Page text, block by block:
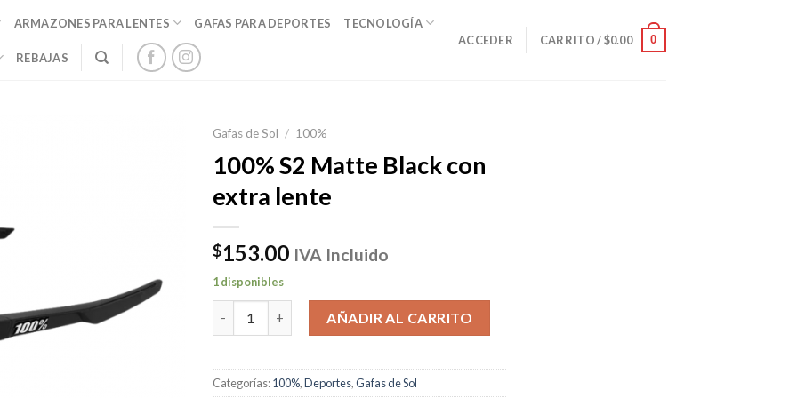
ARMAZONES PARA LENTES GAFAS PARA DEPORTES TECNOLOGÍA
REBAJAS
ACCEDER CARRITO /$0.00 0
Gafas de Sol / 100%
100% S2 Matte Black con
extra lente
$153.00 IVA Incluido
1 disponibles
100% S2 Matte Black con extra lente cantidad
AÑADIR AL CARRITO
Categorías:100%,Deportes,Gafas de Sol